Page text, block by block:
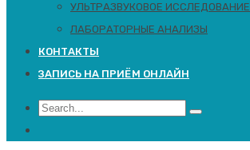
УЛЬТРАЗВУКОВОЕ ИССЛЕДОВАНИЕ
ЛАБОРАТОРНЫЕ АНАЛИЗЫ
КОНТАКТЫ
ЗАПИСЬ НА ПРИЁМ ОНЛАЙН